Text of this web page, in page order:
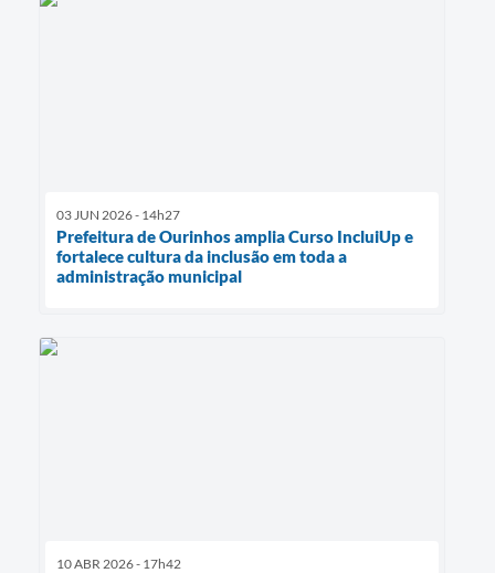
03 JUN 2026 - 14h27
Prefeitura de Ourinhos amplia Curso IncluiUp e
fortalece cultura da inclusão em toda a
administração municipal
10 ABR 2026 - 17h42